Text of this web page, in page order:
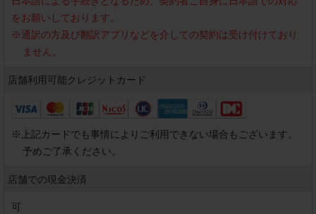
をお願いしております。
※通訳の方及び翻訳アプリなどを介しての契約は受け付けており
ません。
店舗利用可能クレジットカード
※
上記カードでも事情によりご利用できない場合もございます。
予めご了承ください。
店舗での現金決済
可